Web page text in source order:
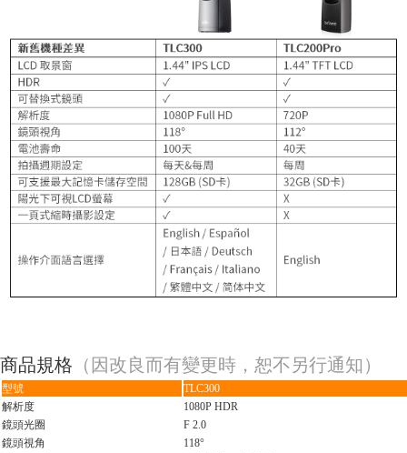
商品規格 （因改良而有變更時，恕不另行通知）
型號
TLC300
解析度
1080P HDR
鏡頭光圈
F 2.0
鏡頭視角
118°